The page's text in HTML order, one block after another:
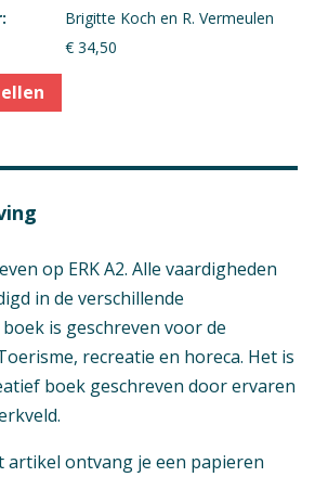
Brigitte Koch en R. Vermeulen
€ 34,50
op ERK A2. Alle vaardigheden
in de verschillende
is geschreven voor de
recreatie en horeca. Het is
boek geschreven door ervaren
artikel ontvang je een papieren